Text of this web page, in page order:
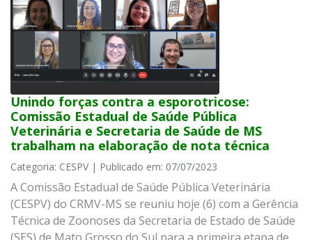
Unindo forças contra a esporotricose:
Comissão Estadual de Saúde Pública
Veterinária e Secretaria de Saúde de MS
trabalham na elaboração de nota técnica
Categoria: CESPV | Publicado em: 07/07/2023
A Comissão Estadual de Saúde Pública Veterinária
(CESPV) do CRMV-MS se reuniu hoje (6) com a Gerência
Técnica de Zoonoses da Secretaria de Estado de Saúde